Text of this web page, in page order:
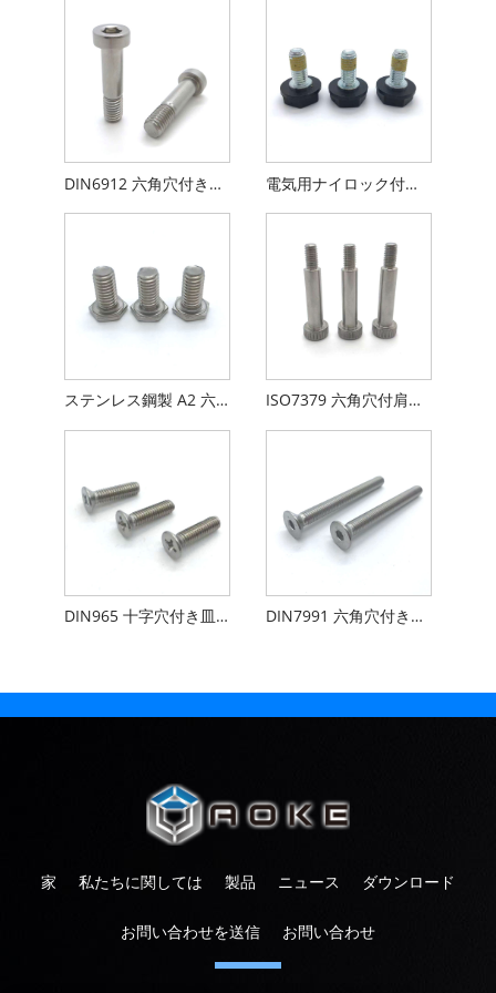
DIN6912 六角穴付き薄頭ボルト インロー付 電気用ナイロック付きアブスヘッド六角フランジねじ
ステンレス鋼製 A2 六角頭ねじ 薄頭 ISO7379 六角穴付肩ねじ
DIN965 十字穴付き皿小ねじ DIN7991 六角穴付き皿ボルト
家 私たちに関しては 製品 ニュース ダウンロード
お問い合わせを送信 お問い合わせ